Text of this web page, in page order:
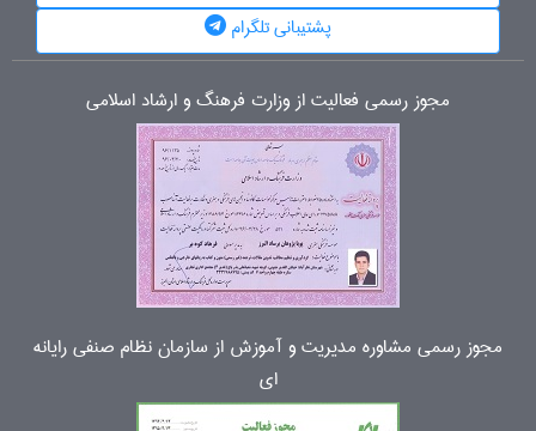
پشتیبانی تلگرام
مجوز رسمی فعالیت از وزارت فرهنگ و ارشاد اسلامی
مجوز رسمی مشاوره مدیریت و آموزش از سازمان نظام صنفی رایانه
ای